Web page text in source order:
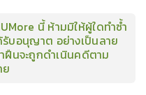
นี้ ห้ามมิให้ผู้ใดทำซ้ำ
บอนุญาต อย่างเป็นลาย
นจะถูกดำเนินคดีตาม